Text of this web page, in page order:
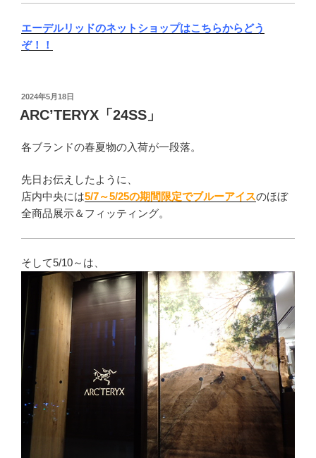
エーデルリッドのネットショップはこちらからどう
ぞ！！
投
稿
日:
2024年5月18日
ARC’TERYX「24SS」
各ブランドの春夏物の入荷が一段落。
先日お伝えしたように、
店内中央には5/7～5/25の期間限定でブルーアイスのほぼ
全商品展示＆フィッティング。
そして5/10～は、